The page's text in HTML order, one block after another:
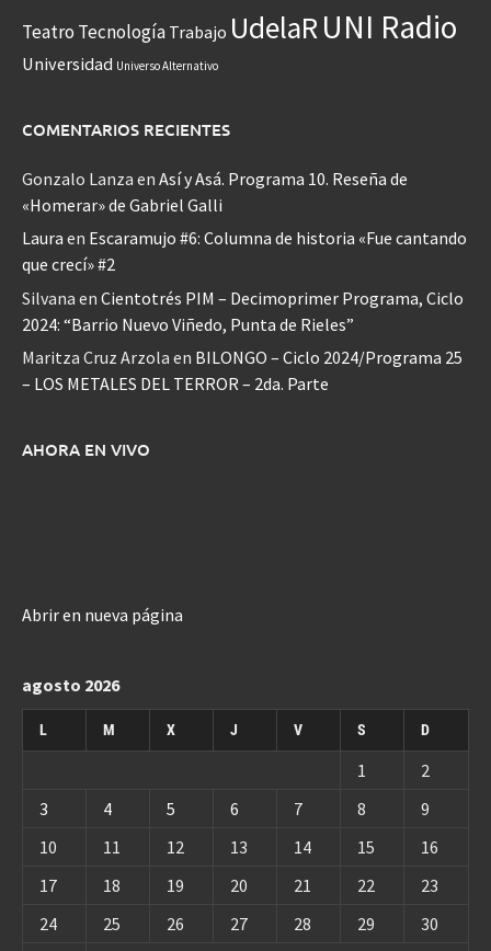
Teatro Tecnología Trabajo UdelaRUNI Radio
Universidad Universo Alternativo
COMENTARIOS RECIENTES
Gonzalo Lanza en Así y Asá. Programa 10. Reseña de
«Homerar» de Gabriel Galli
Laura en Escaramujo #6: Columna de historia «Fue cantando
que crecí» #2
Silvana en Cientotrés PIM – Decimoprimer Programa, Ciclo
2024: “Barrio Nuevo Viñedo, Punta de Rieles”
Maritza Cruz Arzola en BILONGO – Ciclo 2024/Programa 25
– LOS METALES DEL TERROR – 2da. Parte
AHORA EN VIVO
Abrir en nueva página
agosto 2026
L M X J V S D
1
2
3
4 5 6 7 8
9
10
11 12 13 14 15
16
17
18 19 20 21 22
23
24
25 26 27 28 29
30